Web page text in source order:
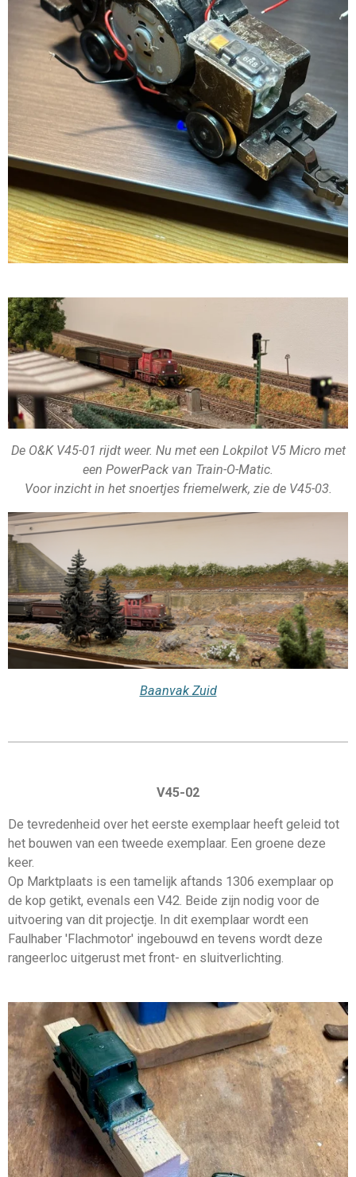
De O&K V45-01 rijdt weer. Nu met een Lokpilot V5 Micro met
een PowerPack van Train-O-Matic.
Voor inzicht in het snoertjes friemelwerk, zie de V45-03.
Baanvak Zuid
V45-02
De tevredenheid over het eerste exemplaar heeft geleid tot
het bouwen van een tweede exemplaar. Een groene deze
keer.
Op Marktplaats is een tamelijk aftands 1306 exemplaar op
de kop getikt, evenals een V42. Beide zijn nodig voor de
uitvoering van dit projectje. In dit exemplaar wordt een
Faulhaber 'Flachmotor' ingebouwd en tevens wordt deze
rangeerloc uitgerust met front- en sluitverlichting.